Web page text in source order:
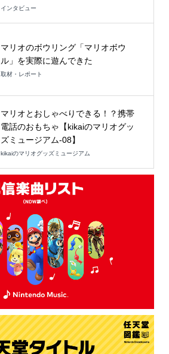
インタビュー
マリオのボウリング「マリオボウ
ル」を実際に遊んできた
取材・レポート
マリオとおしゃべりできる！？携帯
電話のおもちゃ【kikaiのマリオグッ
ズミュージアム-08】
kikaiのマリオグッズミュージアム